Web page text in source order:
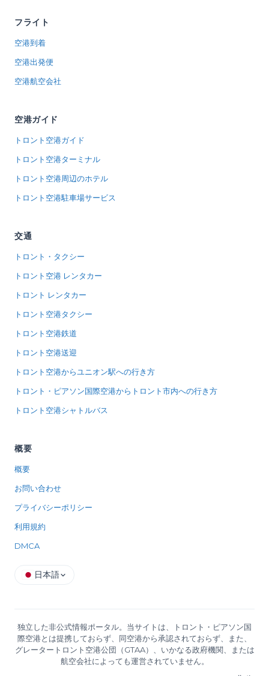
フライト
空港到着
空港出発便
空港航空会社
空港ガイド
トロント空港ガイド
トロント空港ターミナル
トロント空港周辺のホテル
トロント空港駐車場サービス
交通
トロント・タクシー
トロント空港 レンタカー
トロント レンタカー
トロント空港タクシー
トロント空港鉄道
トロント空港送迎
トロント空港からユニオン駅への行き方
トロント・ピアソン国際空港からトロント市内への行き方
トロント空港シャトルバス
概要
概要
お問い合わせ
プライバシーポリシー
利用規約
DMCA
日本語
独立した非公式情報ポータル。当サイトは、トロント・ピアソン国
際空港とは提携しておらず、同空港から承認されておらず、また、
グレータートロント空港公団（GTAA）、いかなる政府機関、または
航空会社によっても運営されていません。